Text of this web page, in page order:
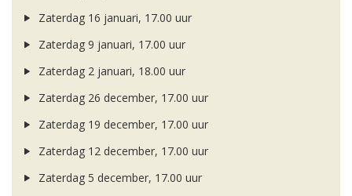
Zaterdag 16 januari, 17.00 uur
Zaterdag 9 januari, 17.00 uur
Zaterdag 2 januari, 18.00 uur
Zaterdag 26 december, 17.00 uur
Zaterdag 19 december, 17.00 uur
Zaterdag 12 december, 17.00 uur
Zaterdag 5 december, 17.00 uur